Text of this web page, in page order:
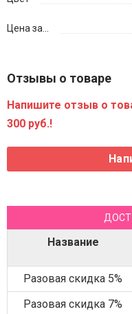
Цена за...
Отзывы о товаре
Напишите отзыв о
300 руб.!
Название
Разовая скидка 5%
Разовая скидка 7%